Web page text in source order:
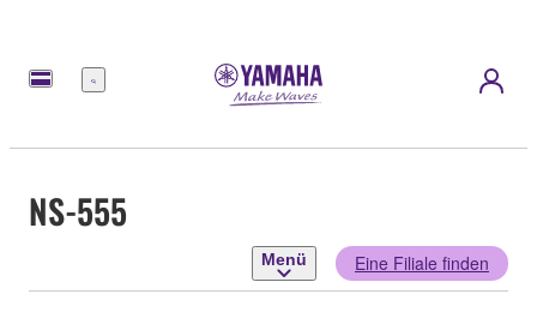
Menü
NS-555
Menü Eine Filiale finden